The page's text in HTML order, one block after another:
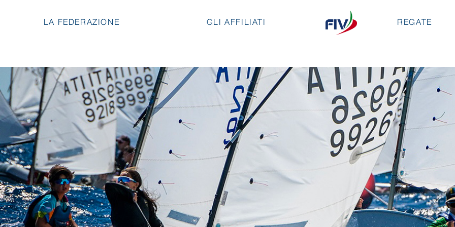
LA FEDERAZIONE GLI AFFILIATI REGATE